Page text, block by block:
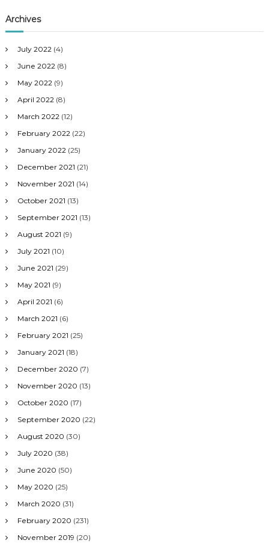
Archives
July 2022 (4)
June 2022 (8)
May 2022 (9)
April 2022 (8)
March 2022 (12)
February 2022 (22)
January 2022 (25)
December 2021 (21)
November 2021 (14)
October 2021 (13)
September 2021 (13)
August 2021 (9)
July 2021 (10)
June 2021 (29)
May 2021 (9)
April 2021 (6)
March 2021 (6)
February 2021 (25)
January 2021 (18)
December 2020 (7)
November 2020 (13)
October 2020 (17)
September 2020 (22)
August 2020 (30)
July 2020 (38)
June 2020 (50)
May 2020 (25)
March 2020 (31)
February 2020 (231)
November 2019 (20)